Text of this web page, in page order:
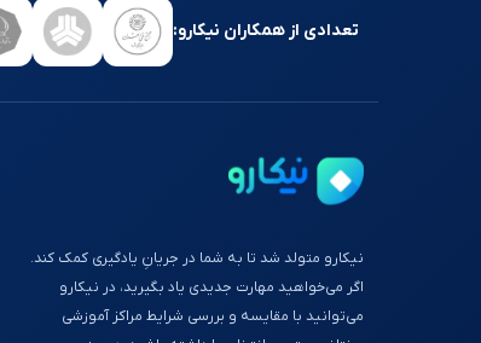
تعدادی از همکاران نیکارو:
نیکارو متولد شد تا به شما در جریانِ یادگیری کمک کند.
اگر می‌خواهید مهارت جدیدی یاد بگیرید، در نیکارو
می‌توانید با مقایسه و بررسی شرایط مراکز آموزشی